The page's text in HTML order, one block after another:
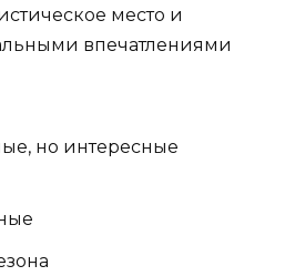
место и
впечатлениями
но интересные